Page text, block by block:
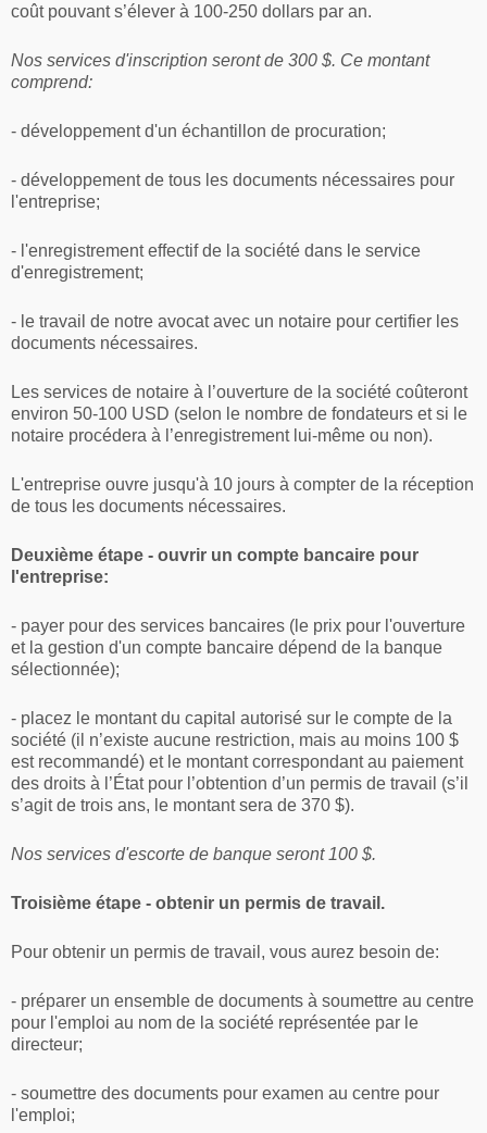
coût pouvant s’élever à 100-250 dollars par an.
Nos services d'inscription seront de 300 $. Ce montant
comprend:
- développement d'un échantillon de procuration;
- développement de tous les documents nécessaires pour
l'entreprise;
- l'enregistrement effectif de la société dans le service
d'enregistrement;
- le travail de notre avocat avec un notaire pour certifier les
documents nécessaires.
Les services de notaire à l’ouverture de la société coûteront
environ 50-100 USD (selon le nombre de fondateurs et si le
notaire procédera à l’enregistrement lui-même ou non).
L'entreprise ouvre jusqu'à 10 jours à compter de la réception
de tous les documents nécessaires.
Deuxième étape - ouvrir un compte bancaire pour
l'entreprise:
- payer pour des services bancaires (le prix pour l'ouverture
et la gestion d'un compte bancaire dépend de la banque
sélectionnée);
- placez le montant du capital autorisé sur le compte de la
société (il n’existe aucune restriction, mais au moins 100 $
est recommandé) et le montant correspondant au paiement
des droits à l’État pour l’obtention d’un permis de travail (s’il
s’agit de trois ans, le montant sera de 370 $).
Nos services d'escorte de banque seront 100 $.
Troisième étape - obtenir un permis de travail.
Pour obtenir un permis de travail, vous aurez besoin de:
- préparer un ensemble de documents à soumettre au centre
pour l'emploi au nom de la société représentée par le
directeur;
- soumettre des documents pour examen au centre pour
l'emploi;